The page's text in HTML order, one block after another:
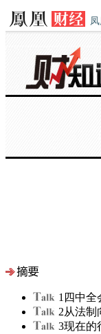
1 四中全
2从法制
3现在的